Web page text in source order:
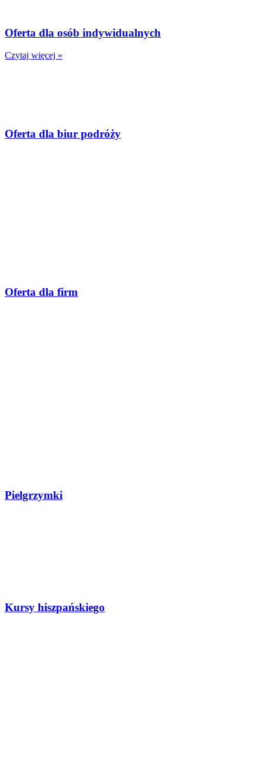
Oferta dla osób indywidualnych
Czytaj więcej »
Oferta dla biur podróży
Oferta dla firm
Pielgrzymki
Kursy hiszpańskiego